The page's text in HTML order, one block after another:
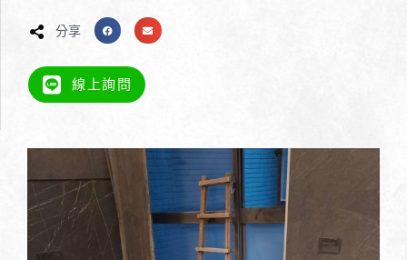
分享
線上詢問